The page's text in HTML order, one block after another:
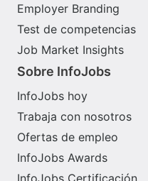
Employer Branding
Test de competencias
Job Market Insights
Sobre InfoJobs
InfoJobs hoy
Trabaja con nosotros
Ofertas de empleo
InfoJobs Awards
InfoJobs Certificación